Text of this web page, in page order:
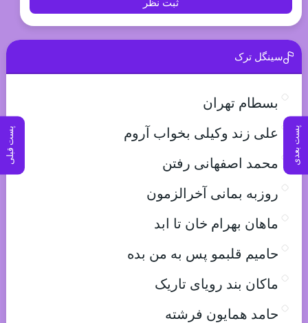
پست بعدی پست قبلی
ثبت نظر
سینگل ترک
بسطام تهران
علی زند وکیلی بخواب آروم
محمد اصفهانی رفتن
روزبه بمانی آخرالزمون
ماهان بهرام خان تا ابد
حامیم قلبمو پس به من بده
ماکان بند رویای تاریک
حامد همایون فرشته